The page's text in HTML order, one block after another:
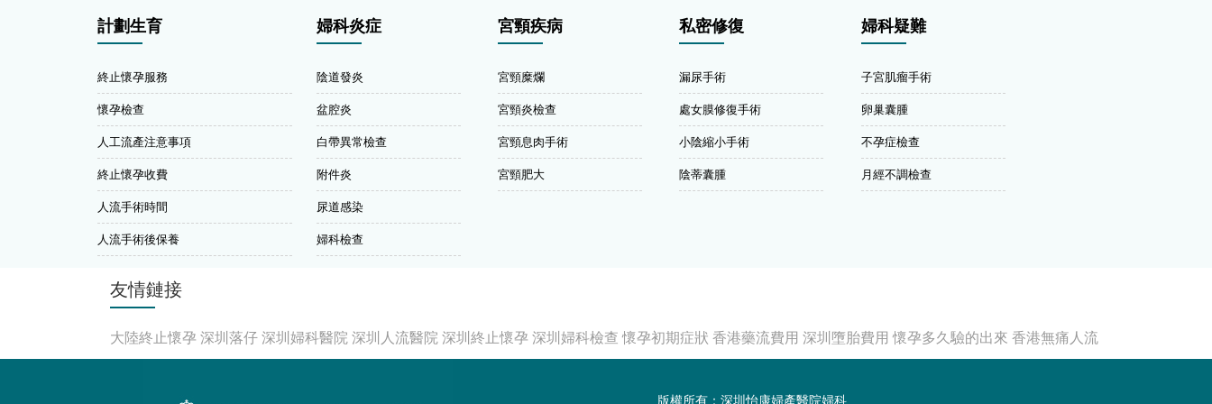
計劃生育
終止懷孕服務
懷孕檢查
人工流產注意事項
終止懷孕收費
人流手術時間
人流手術後保養
婦科炎症
陰道發炎
盆腔炎
白帶異常檢查
附件炎
尿道感染
婦科檢查
宮頸疾病
宮頸糜爛
宮頸炎檢查
宮頸息肉手術
宮頸肥大
私密修復
漏尿手術
處女膜修復手術
小陰縮小手術
陰蒂囊腫
婦科疑難
子宮肌瘤手術
卵巢囊腫
不孕症檢查
月經不調檢查
友情鏈接
大陸終止懷孕 深圳落仔深圳婦科醫院深圳人流醫院深圳終止懷孕 深圳婦科檢查 懷孕初期症狀 香港藥流費用 深圳墮胎費用 懷孕多久驗的出來 香港無痛人流
版權所有：深圳怡康婦產醫院婦科